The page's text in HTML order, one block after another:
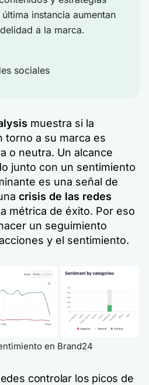
instancia aumentan
a la marca.
sociales
muestra si la
torno a su marca es
o neutra. Un alcance
junto con un sentimiento
es una señal de
crisis de las redes
métrica de éxito. Por eso
un seguimiento
y el sentimiento.
en Brand24
controlar los picos de